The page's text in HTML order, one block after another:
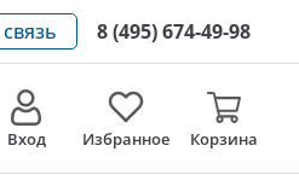
8 (495) 674-49-98
Вход Избранное Корзина
3 393р./шт.